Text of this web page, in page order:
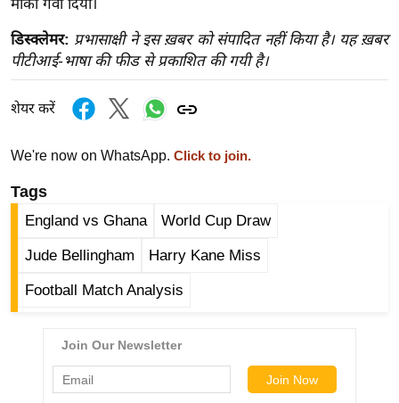
व
र्ल्ड
न्यू
ज
ब्री
म
रं
ज
न
ग
मौका गंवा दिया।
डिस्क्लेमर: प्रभासाक्षी ने इस ख़बर को संपादित नहीं किया है। यह ख़बर
पीटीआई-भाषा की फीड से प्रकाशित की गयी है।
शेयर करें
We're now on WhatsApp. Click to join.
Tags
England vs Ghana World Cup Draw
Jude Bellingham Harry Kane Miss
Football Match Analysis